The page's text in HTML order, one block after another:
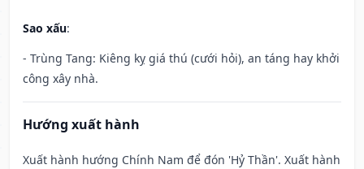
Sao xấu:
- Trùng Tang: Kiêng kỵ giá thú (cưới hỏi), an táng hay khởi
công xây nhà.
Hướng xuất hành
Xuất hành hướng Chính Nam để đón 'Hỷ Thần'. Xuất hành